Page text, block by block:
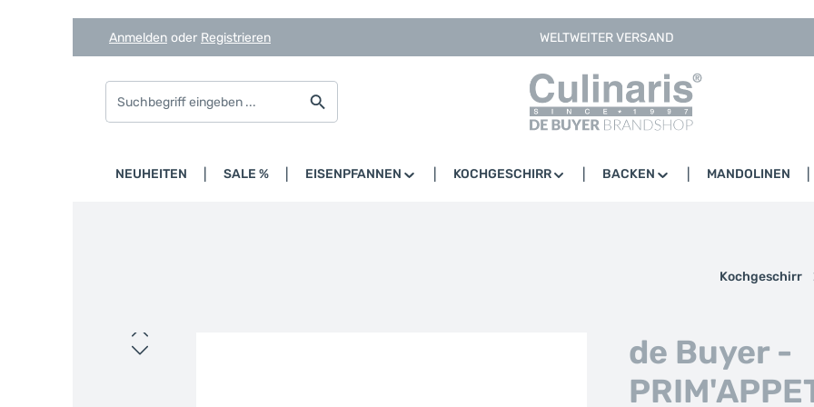
Zum Hauptinhalt springen
Zur Suche springen
Zur Hauptnavigation springen
Anmelden oder Registrieren WELTWEITER VERSAND
NEUHEITEN SALE % EISENPFANNEN KOCHGESCHIRR BACKEN MANDOLINEN
Kochgeschirr
Bildergalerie überspringen
de Buyer -